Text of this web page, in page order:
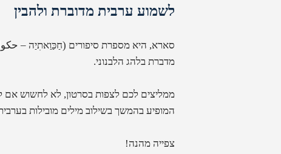
לשמוע ערבית מדוברת ולהבין
סארא, היא מספרת סיפורים (חַכַּוַאתִיַה –
מדברת בלהג הלבנוני.
ממליצים לכם לצפות בסרטון, לא לחשוש אם
המופיע בהמשך בשילוב מילים מובילות
צפייה מהנה!